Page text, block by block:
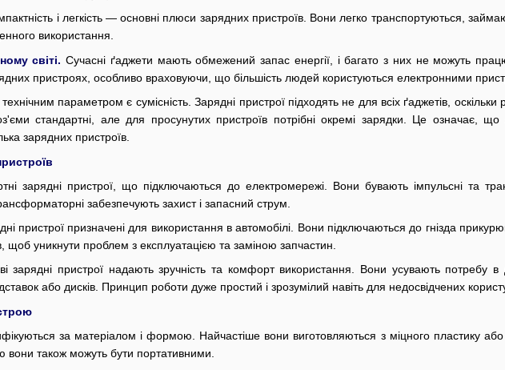
і легкість — основні плюси зарядних пристроїв. Вони легко транспортуються,
використання.
світі.Сучасні ґаджети мають обмежений запас енергії, і багато з них не можуть
пристроях, особливо враховуючи, що більшість людей користуються електронними
параметром є сумісність. Зарядні пристрої підходять не для всіх ґаджетів, оскільки
стандартні, але для просунутих пристроїв потрібні окремі зарядки. Це означає,
зарядних пристроїв.
зарядні пристрої, що підключаються до електромережі. Вони бувають імпульсні та
забезпечують захист і запасний струм.
пристрої призначені для використання в автомобілі. Вони підключаються до гнізда
щоб уникнути проблем з експлуатацією та заміною запчастин.
зарядні пристрої надають зручність та комфорт використання. Вони усувають потребу
або дисків. Принцип роботи дуже простий і зрозумілий навіть для недосвідчених
за матеріалом і формою. Найчастіше вони виготовляються з міцного пластику
вони також можуть бути портативними.